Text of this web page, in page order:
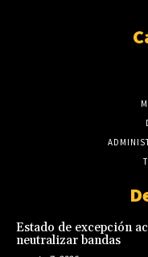
Estado de excepción
neutralizar bandas